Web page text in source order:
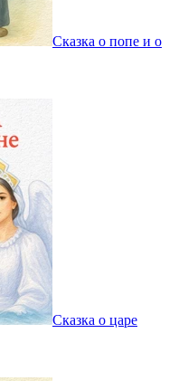
Сказка о попе и о
Сказка о царе